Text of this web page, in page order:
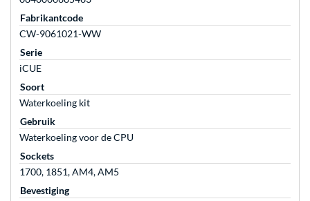
Fabrikantcode
CW-9061021-WW
Serie
iCUE
Soort
Waterkoeling kit
Gebruik
Waterkoeling voor de CPU
Sockets
1700, 1851, AM4, AM5
Bevestiging